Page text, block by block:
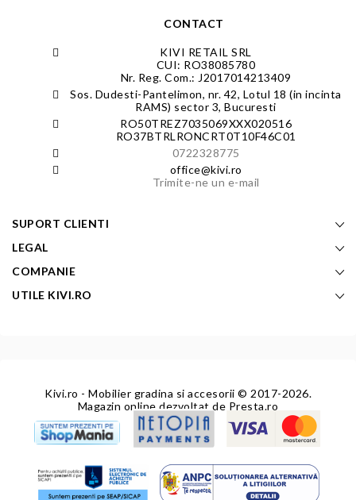
CONTACT
KIVI RETAIL SRL
CUI: RO38085780
Nr. Reg. Com.: J2017014213409
Sos. Dudesti-Pantelimon, nr. 42, Lotul 18 (in incinta
RAMS) sector 3, Bucuresti
RO50TREZ7035069XXX020516
RO37BTRLRONCRT0T10F46C01
0722328775
office@kivi.ro
Trimite-ne un e-mail
SUPORT CLIENTI
LEGAL
COMPANIE
UTILE KIVI.RO
Kivi.ro - Mobilier gradina si accesorii © 2017-2026.
Magazin online dezvoltat de Presta.ro